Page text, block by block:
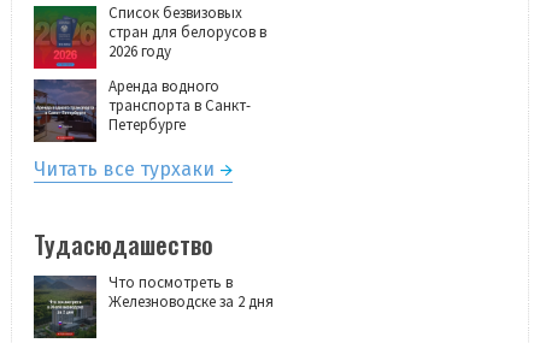
Список безвизовых
стран для белорусов в
2026 году
Аренда водного
транспорта в Санкт-
Петербурге
Читать все турхаки
Тудасюдашество
Что посмотреть в
Железноводске за 2 дня